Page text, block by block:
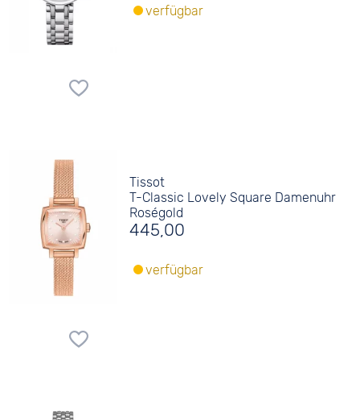
verfügbar
Tissot
T-Classic Lovely Square Damenuhr
Roségold
445,00
verfügbar